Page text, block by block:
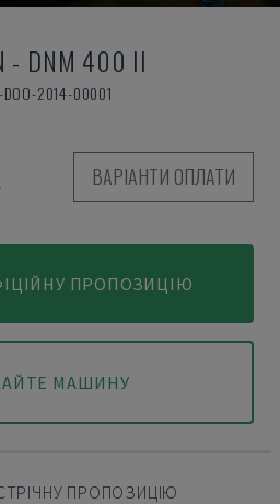
- DNM 400 II
DOO-2014-00001
ВАРІАНТИ ОПЛАТИ
ПРОПОЗИЦІЮ
МАШИНУ
ПРОПОЗИЦІЮ